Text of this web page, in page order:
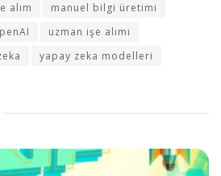
alım
manuel bilgi üretimi
uzman işe alımı
yapay zeka modelleri